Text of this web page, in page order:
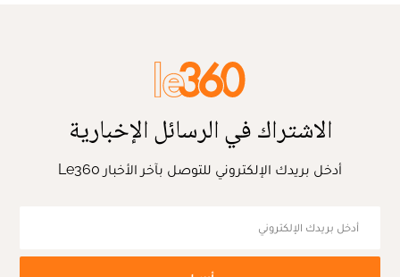
الاشتراك في الرسائل الإخبارية
أدخل بريدك الإلكتروني للتوصل بآخر الأخبار Le360